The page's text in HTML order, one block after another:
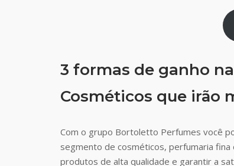
3 formas de ganho
Cosméticos que irão
Com o grupo Bortoletto Perfumes você
segmento de cosméticos, perfumaria
produtos de alta qualidade e garantir a